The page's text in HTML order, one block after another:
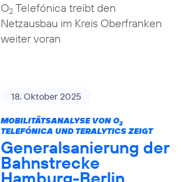
O2Telefónica treibt den
Netzausbau im Kreis Oberfranken
weiter voran
18. Oktober 2025
MOBILITÄTSANALYSE VON O2
TELEFÓNICA UND TERALYTICS ZEIGT
Generalsanierung der
Bahnstrecke
Hamburg-Berlin